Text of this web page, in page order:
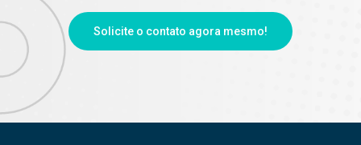
Solicite o contato agora mesmo!